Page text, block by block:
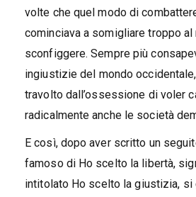
volte che quel modo di
cominciava a somigliare troppo
sconfiggere. Sempre più
ingiustizie del mondo
travolto dall’ossessione di voler
radicalmente anche le società
E così, dopo aver scritto un
famoso di Ho scelto la libertà,
intitolato Ho scelto la giustizia, si